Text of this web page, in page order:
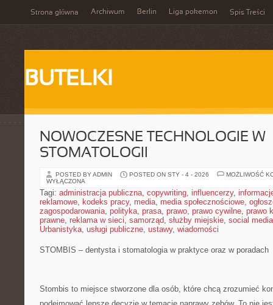
Strona główna Archiwum Berlin Liga pokemon Spis Treści
BUTELKI
NOWOCZESNE TECHNOLOGIE W
STOMATOLOGII
POSTED BY ADMIN POSTED ON STY - 4 - 2026
MOŻLIWOŚĆ
WYŁĄCZONA
Tagi: administracja publiczna, copywriting, influencerzy,
reklamowe, kodeks pracy, media, media społecznościowe,
zagospodarowania, polityka, prasa, prawo, prawo cywilne, prawo
prawne, reklama w sieci, samorząd, służby miejskie, social media
Urbanistyka, usługi publiczne, ustawy, wiadomości
STOMBIS – dentysta i stomatologia w praktyce oraz w poradach
Stombis to miejsce stworzone dla osób, które chcą zrozumieć